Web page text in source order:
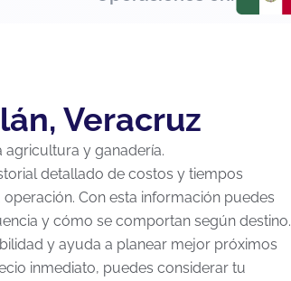
Veracruz
agricultura y ganadería.
detallado de costos y tiempos
Con esta información puedes
y cómo se comportan según destino.
y ayuda a planear mejor próximos
inmediato, puedes considerar tu